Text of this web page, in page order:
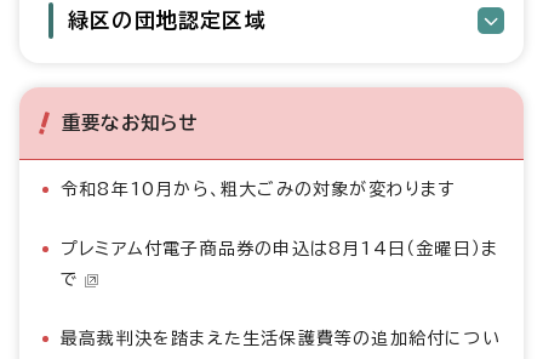
緑区の団地認定区域
重要なお知らせ
令和8年10月から、粗大ごみの対象が変わります
プレミアム付電子商品券の申込は8月14日（金曜日）ま
で
最高裁判決を踏まえた生活保護費等の追加給付につい